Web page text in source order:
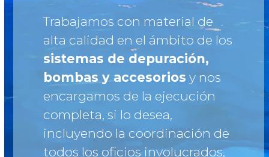
Trabajamos con material de
alta calidad en el ámbito de los
sistemas de depuración,
bombas y accesorios y nos
encargamos de la ejecución
completa, si lo desea,
incluyendo la coordinación de
todos los oficios involucrados,